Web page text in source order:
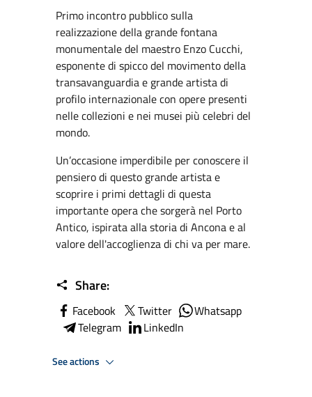
Primo incontro pubblico sulla
realizzazione della grande fontana
monumentale del maestro Enzo Cucchi,
esponente di spicco del movimento della
transavanguardia e grande artista di
profilo internazionale con opere presenti
nelle collezioni e nei musei più celebri del
mondo.
Un’occasione imperdibile per conoscere il
pensiero di questo grande artista e
scoprire i primi dettagli di questa
importante opera che sorgerà nel Porto
Antico, ispirata alla storia di Ancona e al
valore dell'accoglienza di chi va per mare.
Share:
Facebook Twitter
Whatsapp
Telegram
LinkedIn
See actions